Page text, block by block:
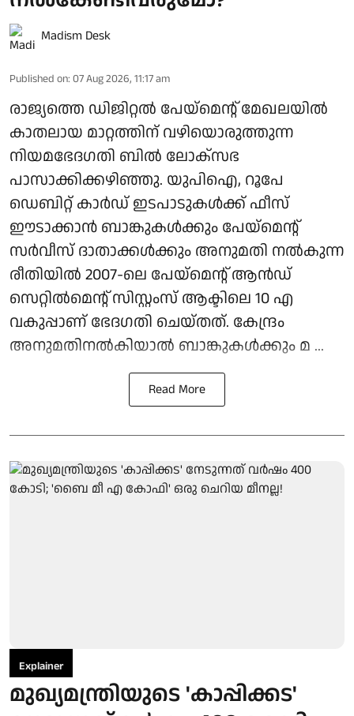
Madism Desk
Published on: 07 Aug 2026, 11:17 am
രാജ്യത്തെ ഡിജിറ്റല്‍ പേയ്‌മെന്റ് മേഖലയില്‍
കാതലായ മാറ്റത്തിന് വഴിയൊരുത്തുന്ന
നിയമഭേദഗതി ബില്‍ ലോക്‌സഭ
പാസാക്കിക്കഴിഞ്ഞു. യുപിഐ, റൂപേ
ഡെബിറ്റ് കാര്‍ഡ് ഇടപാടുകള്‍ക്ക് ഫീസ്
ഈടാക്കാന്‍ ബാങ്കുകള്‍ക്കും പേയ്മെന്റ്
സര്‍വീസ് ദാതാക്കള്‍ക്കും അനുമതി നല്‍കുന്ന
രീതിയില്‍ 2007-ലെ പേയ്മെന്റ് ആന്‍ഡ്
സെറ്റില്‍മെന്റ് സിസ്റ്റംസ് ആക്ടിലെ 10 എ
വകുപ്പാണ് ഭേദഗതി ചെയ്തത്. കേന്ദ്രം
അനുമതിനല്‍കിയാല്‍ ബാങ്കുകള്‍ക്കും മ ...
Read More
Explainer
മുഖ്യമന്ത്രിയുടെ 'കാപ്പിക്കട'